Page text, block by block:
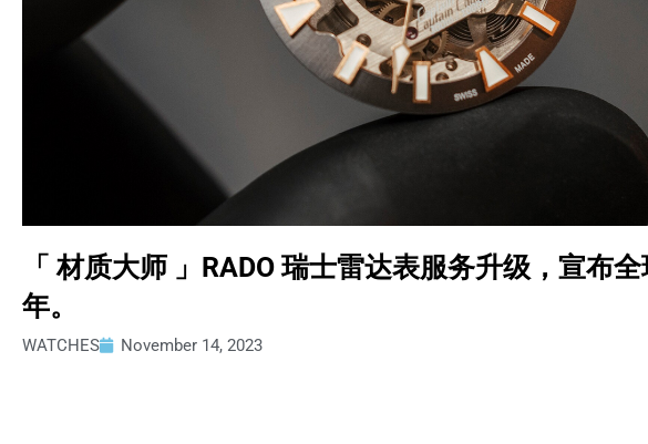
「 材质大师 」RADO 瑞士雷达表服务升级，宣布
年。
WATCHES November 14, 2023